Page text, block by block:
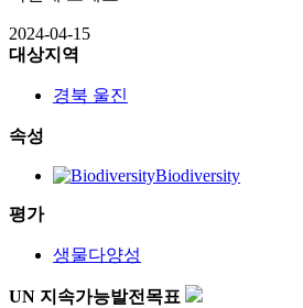
2024-04-15
대상지역
경북 울진
속성
Biodiversity
평가
생물다양성
UN 지속가능발전목표